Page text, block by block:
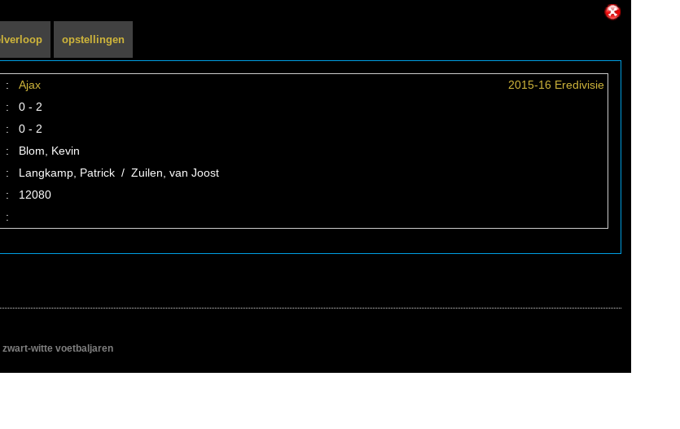
opstellingen
: Ajax
2015-16 Eredivisie
:
0 - 2
:
0 - 2
:
Blom, Kevin
:
Langkamp, Patrick / Zuilen, van Joost
:
12080
:
zwart-witte voetbaljaren